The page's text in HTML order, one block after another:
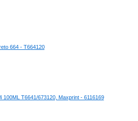
664 - T664120
100ML T6641/673120, Maxprint - 6116169